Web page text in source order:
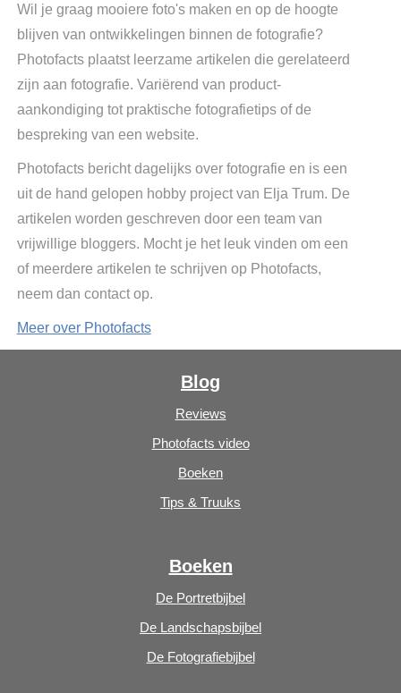
Wil je graag mooiere foto's maken en op de hoogte
blijven van ontwikkelingen binnen de fotografie?
Photofacts plaatst leerzame artikelen die gerelateerd
zijn aan fotografie. Variërend van product-
aankondiging tot praktische fotografietips of de
bespreking van een website.
Photofacts bericht dagelijks over fotografie en is een
uit de hand gelopen hobby project van Elja Trum. De
artikelen worden geschreven door een team van
vrijwillige bloggers. Mocht je het leuk vinden om een
of meerdere artikelen te schrijven op Photofacts,
neem dan contact op.
Meer over Photofacts
Blog
Reviews
Photofacts video
Boeken
Tips & Truuks
Boeken
De Portretbijbel
De Landschapsbijbel
De Fotografiebijbel